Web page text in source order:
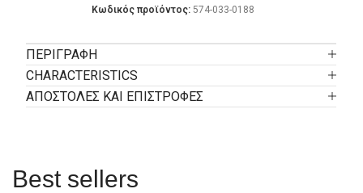
Κωδικός προϊόντος: 574-033-0188
ΠΕΡΙΓΡΑΦΉ
CHARACTERISTICS
ΑΠΟΣΤΟΛΕΣ ΚΑΙ ΕΠΙΣΤΡΟΦΕΣ
Best sellers